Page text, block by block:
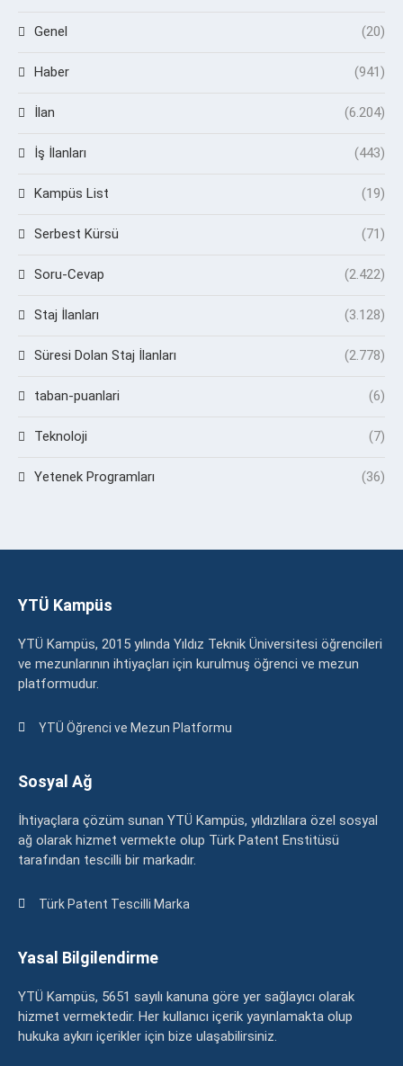
Genel (20)
Haber (941)
İlan (6.204)
İş İlanları (443)
Kampüs List (19)
Serbest Kürsü (71)
Soru-Cevap (2.422)
Staj İlanları (3.128)
Süresi Dolan Staj İlanları (2.778)
taban-puanlari (6)
Teknoloji (7)
Yetenek Programları (36)
YTÜ Kampüs
YTÜ Kampüs, 2015 yılında Yıldız Teknik Üniversitesi öğrencileri
ve mezunlarının ihtiyaçları için kurulmuş öğrenci ve mezun
platformudur.
YTÜ Öğrenci ve Mezun Platformu
Sosyal Ağ
İhtiyaçlara çözüm sunan YTÜ Kampüs, yıldızlılara özel sosyal
ağ olarak hizmet vermekte olup Türk Patent Enstitüsü
tarafından tescilli bir markadır.
Türk Patent Tescilli Marka
Yasal Bilgilendirme
YTÜ Kampüs, 5651 sayılı kanuna göre yer sağlayıcı olarak
hizmet vermektedir. Her kullanıcı içerik yayınlamakta olup
hukuka aykırı içerikler için bize ulaşabilirsiniz.